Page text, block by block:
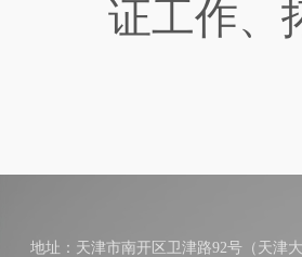
证工作、
地址：天津市南开区卫津路92号（天津大